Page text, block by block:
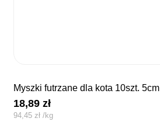
myszki futrzane dla kota 10szt. 5cm
18,89zł
94,45zł /kg